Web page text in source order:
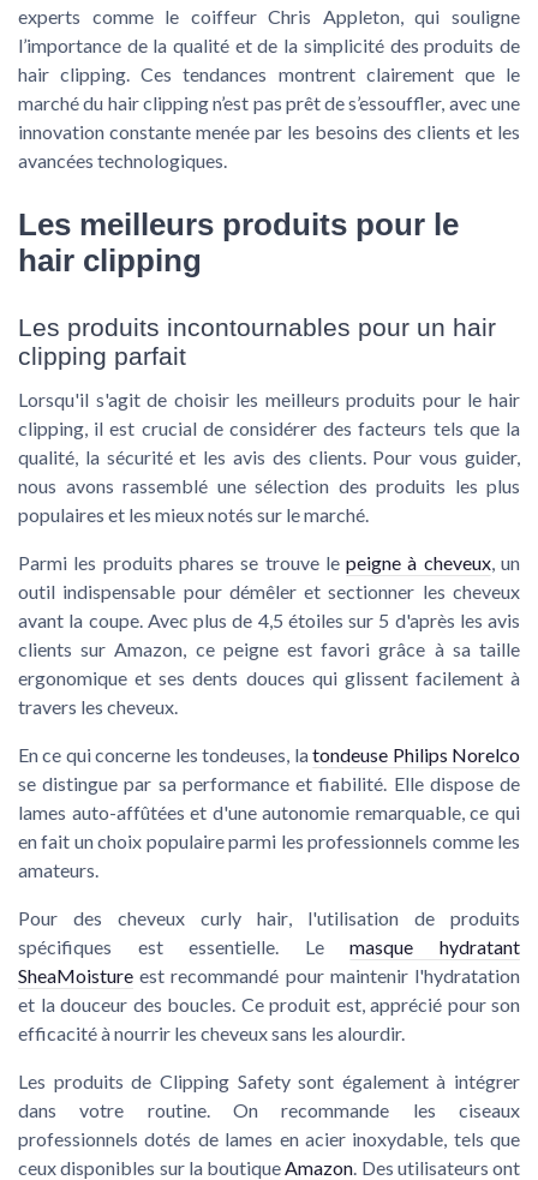
experts comme le coiffeur Chris Appleton, qui souligne
l’importance de la qualité et de la simplicité des produits de
hair clipping. Ces tendances montrent clairement que le
marché du hair clipping n’est pas prêt de s’essouffler, avec une
innovation constante menée par les besoins des clients et les
avancées technologiques.
Les meilleurs produits pour le
hair clipping
Les produits incontournables pour un hair
clipping parfait
Lorsqu'il s'agit de choisir les meilleurs produits pour le hair
clipping, il est crucial de considérer des facteurs tels que la
qualité, la sécurité et les avis des clients. Pour vous guider,
nous avons rassemblé une sélection des produits les plus
populaires et les mieux notés sur le marché.
Parmi les produits phares se trouve lepeigne à cheveux, un
outil indispensable pour démêler et sectionner les cheveux
avant la coupe. Avec plus de 4,5 étoiles sur 5 d'après les avis
clients sur Amazon, ce peigne est favori grâce à sa taille
ergonomique et ses dents douces qui glissent facilement à
travers les cheveux.
En ce qui concerne les tondeuses, latondeuse Philips Norelco
se distingue par sa performance et fiabilité. Elle dispose de
lames auto-affûtées et d'une autonomie remarquable, ce qui
en fait un choix populaire parmi les professionnels comme les
amateurs.
Pour des cheveux curly hair, l'utilisation de produits
spécifiques est essentielle. Lemasque hydratant
SheaMoisture est recommandé pour maintenir l'hydratation
et la douceur des boucles. Ce produit est, apprécié pour son
efficacité à nourrir les cheveux sans les alourdir.
Les produits de Clipping Safetysont également à intégrer
dans votre routine. On recommande les ciseaux
professionnels dotés de lames en acier inoxydable, tels que
ceux disponibles sur la boutiqueAmazon. Des utilisateurs ont